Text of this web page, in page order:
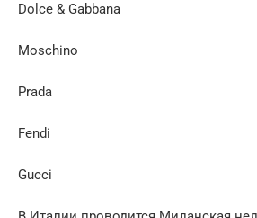
Dolce & Gabbana
Moschino
Prada
Fendi
Gucci